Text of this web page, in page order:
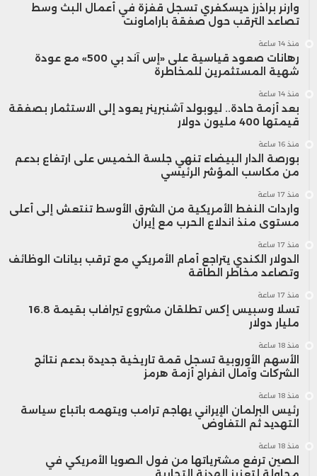
وارنر براذرز ديسكفري تسجل قفزة في أعمال البث وسط
تصاعد الترقب حول صفقة باراماونت
منذ 14 ساعة
رهانات صعود قياسية على «إس آند بي 500» مع عودة
شهية المستثمرين للمخاطرة
منذ 14 ساعة
بعد أزمة حادة.. ليوبولد آشنبرينر يعود إلى الاستثمار بصفقة
قيمتها 400 مليون دولار
منذ 16 ساعة
بورصة الدار البيضاء تنهي جلسة الخميس على ارتفاع بدعم
من مكاسب المؤشر الرئيسي
منذ 17 ساعة
واردات النفط الأمريكية من الشرق الأوسط تنتعش إلى أعلى
مستوى منذ اندلاع الحرب مع إيران
منذ 17 ساعة
الدولار الكندي يتراجع أمام الأمريكي مع ترقب بيانات الوظائف
وتصاعد مخاطر الطاقة
منذ 17 ساعة
تسلا وسبيس إكس تطلقان مشروع تيرافاب بقيمة 16.8
مليار دولار
منذ 18 ساعة
الأسهم الأوروبية تسجل قمة تاريخية جديدة بدعم نتائج
الشركات وآمال انفراج أزمة هرمز
منذ 18 ساعة
رئيس البرلمان الإيراني يهاجم ترامب ويتهمه باتباع سياسة
التهديد ثم التفاوض
منذ 18 ساعة
الصين ترفع مشترياتها من فول الصويا الأمريكي في